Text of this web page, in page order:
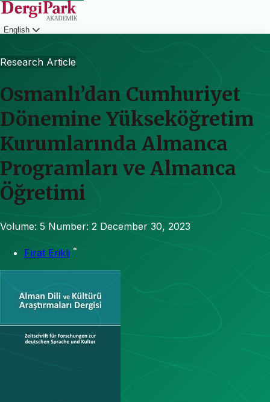
English
Research Article
Osmanlı’dan Cumhuriyet
Dönemine Yükseköğretim
Kurumlarında Almanca
Programları ve Almanca
Öğretimi
Volume: 5 Number: 2 December 30, 2023
Fırat Erikli *